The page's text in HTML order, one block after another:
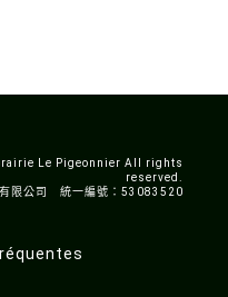
Le Pigeonnier All rights
reserved.
有限公司 統一編號：53083520